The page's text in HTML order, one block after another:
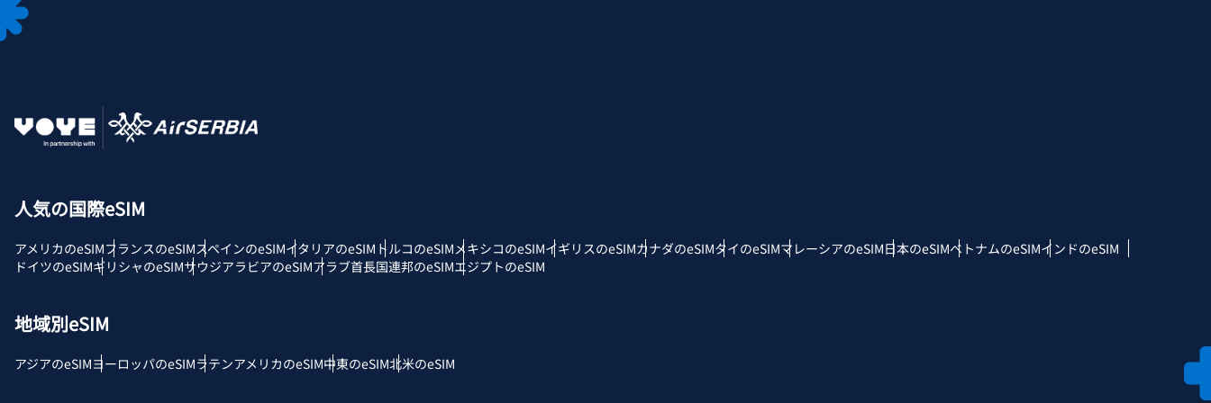
人気の国際eSIM
アメリカのeSIMフランスのeSIMスペインのeSIMイタリアのeSIM トルコのeSIMメキシコのeSIMイギリスのeSIMカナダのeSIMタイのeSIMマレーシアのeSIM日本のeSIMベトナムのeSIMインドのeSIM
ドイツのeSIMギリシャのeSIMサウジアラビアのeSIMアラブ首長国連邦のeSIMエジプトのeSIM
地域別eSIM
アジアのeSIMヨーロッパのeSIMラテンアメリカのeSIM中東のeSIM北米のeSIM
Polski Português
CHF - スイス・フラン